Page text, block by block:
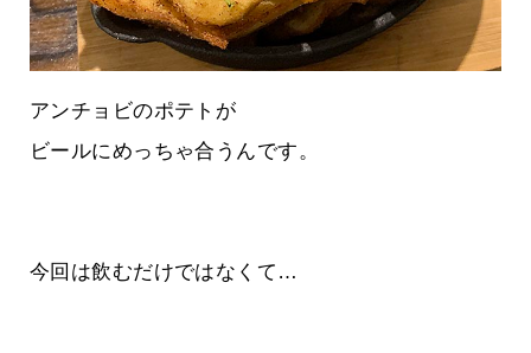
アンチョビのポテトが
ビールにめっちゃ合うんです。
今回は飲むだけではなくて…